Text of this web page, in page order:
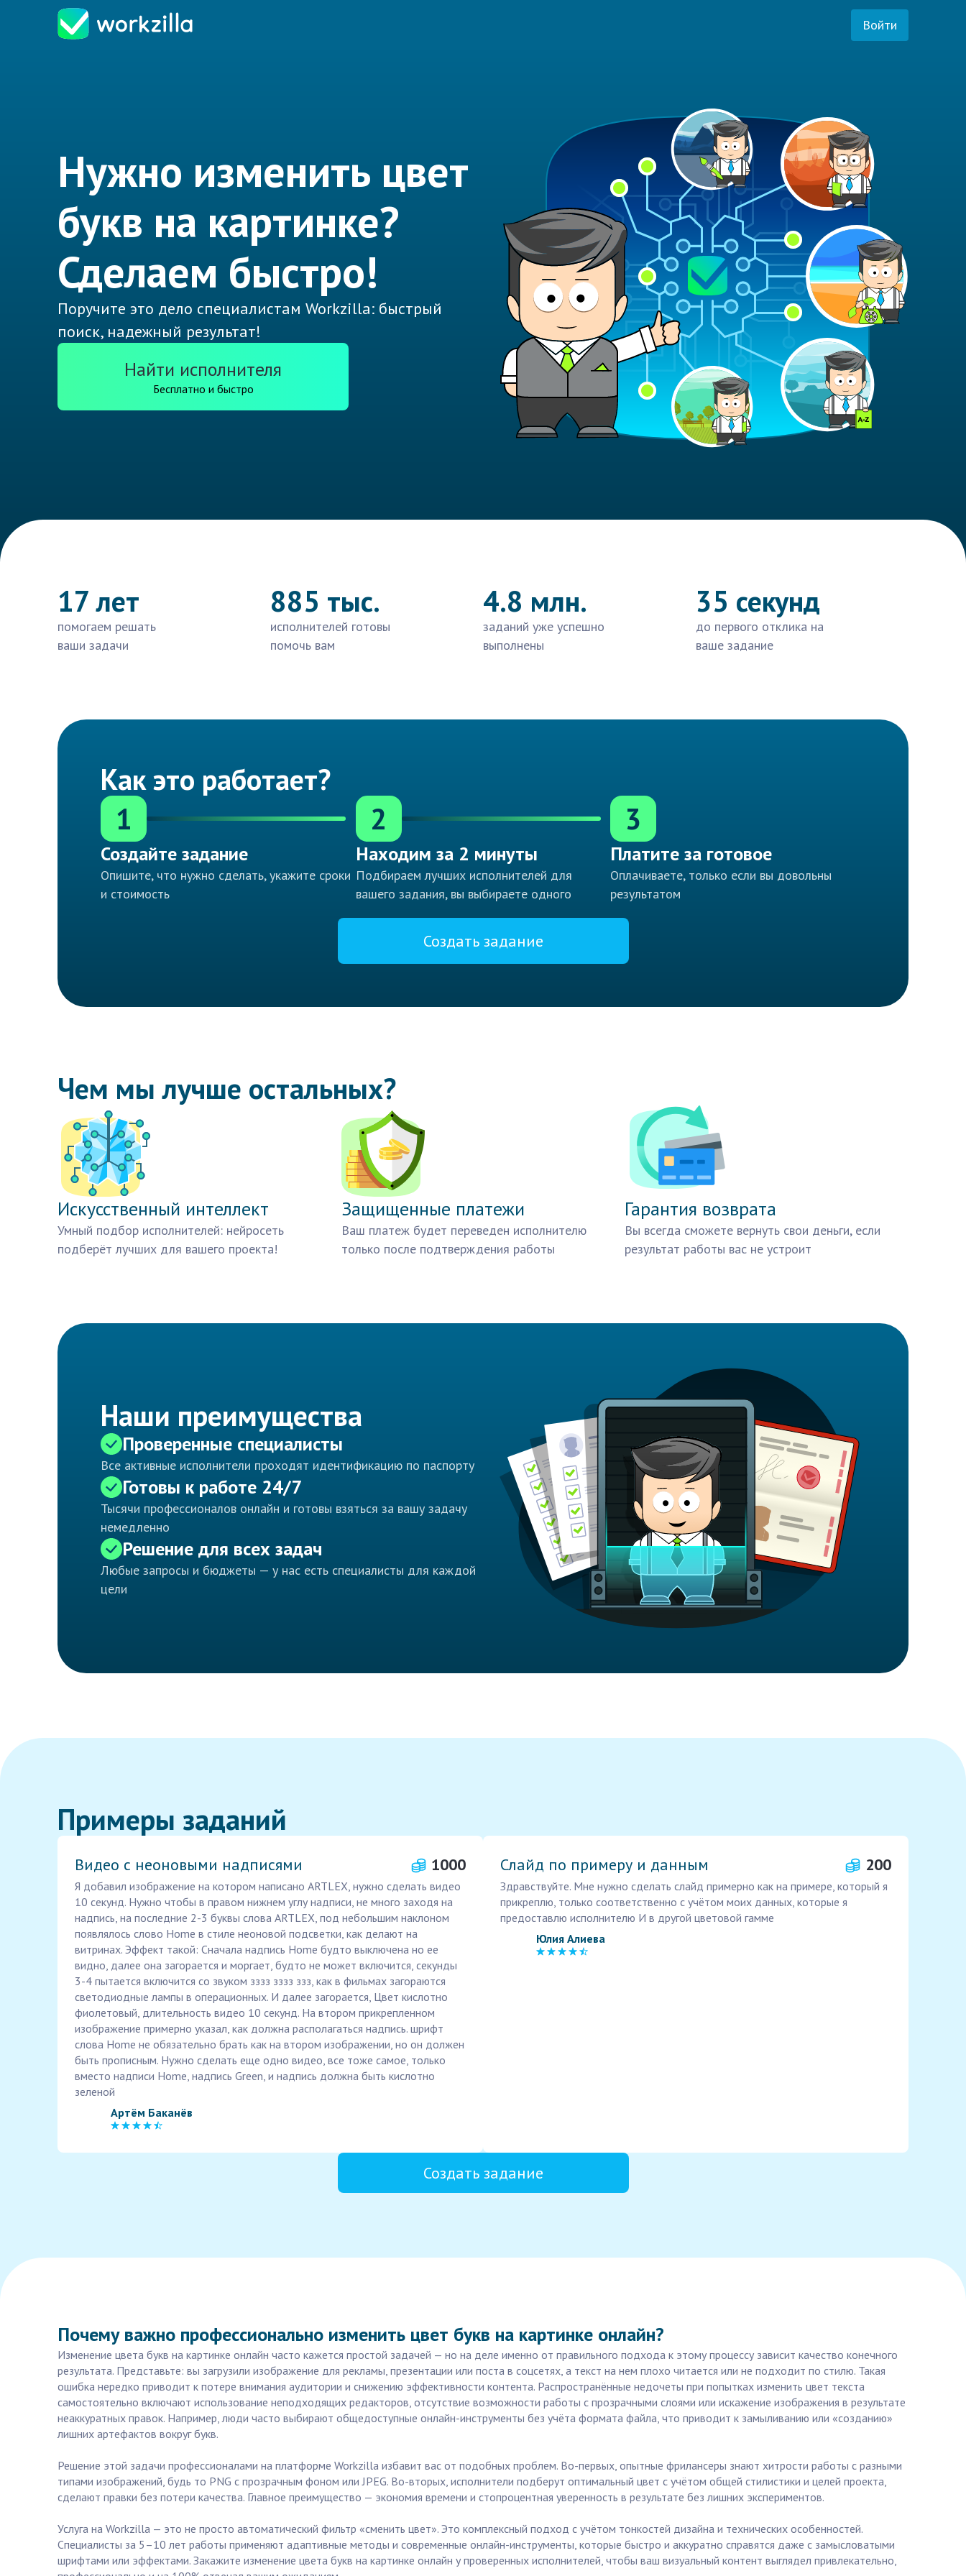
Войти
Нужно изменить цвет
букв на картинке?
Сделаем быстро!
Поручите это дело специалистам Workzilla: быстрый
поиск, надежный результат!
Найти исполнителя
Бесплатно и быстро
17 лет
помогаем решать
ваши задачи
885 тыс.
исполнителей готовы
помочь вам
4.8 млн.
заданий уже успешно
выполнены
35 секунд
до первого отклика на
ваше задание
Как это работает?
1
Создайте задание
Опишите, что нужно сделать, укажите сроки
и стоимость
2
Находим за 2 минуты
Подбираем лучших исполнителей для
вашего задания, вы выбираете одного
3
Платите за готовое
Оплачиваете, только если вы довольны
результатом
Создать задание
Чем мы лучше остальных?
Искусственный интеллект
Умный подбор исполнителей: нейросеть
подберёт лучших для вашего проекта!
Защищенные платежи
Ваш платеж будет переведен исполнителю
только после подтверждения работы
Гарантия возврата
Вы всегда сможете вернуть свои деньги, если
результат работы вас не устроит
Наши преимущества
Проверенные специалисты
Все активные исполнители проходят идентификацию по паспорту
Готовы к работе 24/7
Тысячи профессионалов онлайн и готовы взяться за вашу задачу
немедленно
Решение для всех задач
Любые запросы и бюджеты — у нас есть специалисты для каждой
цели
Примеры заданий
Видео с неоновыми надписями 1000
Я добавил изображение на котором написано ARTLEX, нужно сделать видео
10 секунд. Нужно чтобы в правом нижнем углу надписи, не много заходя на
надпись, на последние 2-3 буквы слова ARTLEX, под небольшим наклоном
появлялось слово Home в стиле неоновой подсветки, как делают на
витринах. Эффект такой: Сначала надпись Home будто выключена но ее
видно, далее она загорается и моргает, будто не может включится, секунды
3-4 пытается включится со звуком зззз зззз ззз, как в фильмах загораются
светодиодные лампы в операционных. И далее загорается, Цвет кислотно
фиолетовый, длительность видео 10 секунд. На втором прикрепленном
изображение примерно указал, как должна располагаться надпись. шрифт
слова Home не обязательно брать как на втором изображении, но он должен
быть прописным. Нужно сделать еще одно видео, все тоже самое, только
вместо надписи Home, надпись Green, и надпись должна быть кислотно
зеленой
Артём Баканёв
Слайд по примеру и данным 200
Здравствуйте. Мне нужно сделать слайд примерно как на примере, который я
прикреплю, только соответственно с учётом моих данных, которые я
предоставлю исполнителю И в другой цветовой гамме
Юлия Алиева
Создать задание
Почему важно профессионально изменить цвет букв на картинке онлайн?
Изменение цвета букв на картинке онлайн часто кажется простой задачей — но на деле именно от правильного подхода к этому процессу зависит качество конечного
результата. Представьте: вы загрузили изображение для рекламы, презентации или поста в соцсетях, а текст на нем плохо читается или не подходит по стилю. Такая
ошибка нередко приводит к потере внимания аудитории и снижению эффективности контента. Распространённые недочеты при попытках изменить цвет текста
самостоятельно включают использование неподходящих редакторов, отсутствие возможности работы с прозрачными слоями или искажение изображения в результате
неаккуратных правок. Например, люди часто выбирают общедоступные онлайн-инструменты без учёта формата файла, что приводит к замыливанию или «созданию»
лишних артефактов вокруг букв.
Решение этой задачи профессионалами на платформе Workzilla избавит вас от подобных проблем. Во-первых, опытные фрилансеры знают хитрости работы с разными
типами изображений, будь то PNG с прозрачным фоном или JPEG. Во-вторых, исполнители подберут оптимальный цвет с учётом общей стилистики и целей проекта,
сделают правки без потери качества. Главное преимущество — экономия времени и стопроцентная уверенность в результате без лишних экспериментов.
Услуга на Workzilla — это не просто автоматический фильтр «сменить цвет». Это комплексный подход с учётом тонкостей дизайна и технических особенностей.
Специалисты за 5–10 лет работы применяют адаптивные методы и современные онлайн-инструменты, которые быстро и аккуратно справятся даже с замысловатыми
шрифтами или эффектами. Закажите изменение цвета букв на картинке онлайн у проверенных исполнителей, чтобы ваш визуальный контент выглядел привлекательно,